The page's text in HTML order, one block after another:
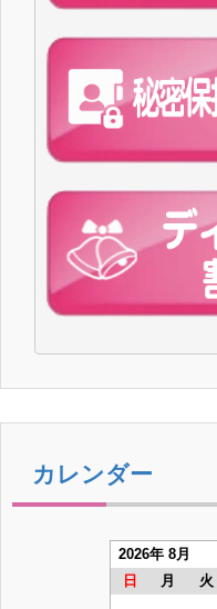
カレンダー
2026年 8月
日
月 火